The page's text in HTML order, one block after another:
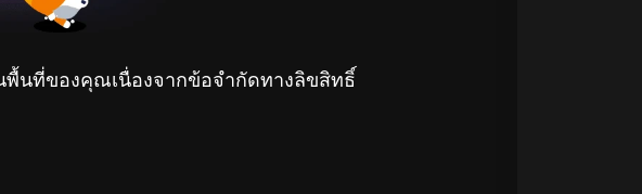
นที่ของคุณเนื่องจากข้อจำกัดทางลิขสิทธิ์